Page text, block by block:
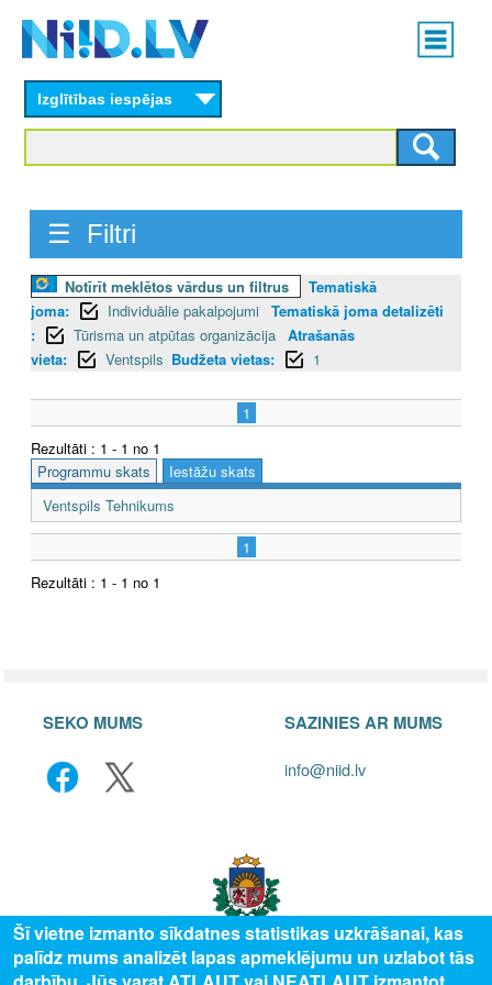
content
Main
menu
Izglītības iespējas
☰ Filtri
Notīrīt meklētos vārdus un filtrus
Tematiskā
joma:
Individuālie pakalpojumi
Tematiskā joma detalizēti
:
Tūrisma un atpūtas organizācija Atrašanās
vieta:
Ventspils Budžeta vietas: 1
1
Rezultāti : 1 - 1 no 1
Programmu skats
Iestāžu skats
Ventspils Tehnikums
1
Rezultāti : 1 - 1 no 1
SEKO MUMS SAZINIES AR MUMS
info@niid.lv
Šī vietne izmanto sīkdatnes statistikas uzkrāšanai, kas
palīdz mums analizēt lapas apmeklējumu un uzlabot tās